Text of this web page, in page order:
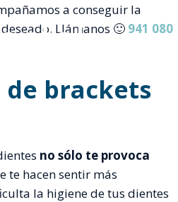
a conseguir la
Llámanos 🙂 941 080
brackets
no sólo te provoca
te hacen sentir más
la higiene de tus dientes